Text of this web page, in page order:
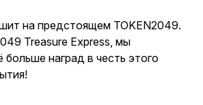
на предстоящем TOKEN2049.
Treasure Express, мы
наград в честь этого